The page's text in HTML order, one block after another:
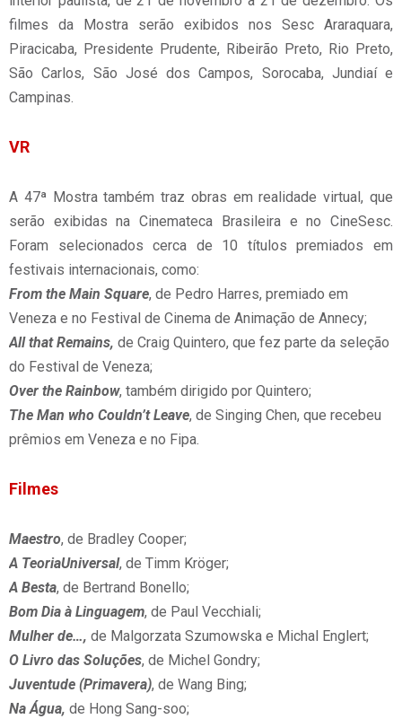
filmes da Mostra serão exibidos nos Sesc Araraquara,
Piracicaba, Presidente Prudente, Ribeirão Preto, Rio Preto,
São Carlos, São José dos Campos, Sorocaba, Jundiaí e
Campinas.
VR
A 47ª Mostra também traz obras em realidade virtual, que
serão exibidas na Cinemateca Brasileira e no CineSesc.
Foram selecionados cerca de 10 títulos premiados em
festivais internacionais, como:
From the Main Square, de Pedro Harres, premiado em
Veneza e no Festival de Cinema de Animação de Annecy;
All that Remains, de Craig Quintero, que fez parte da seleção
do Festival de Veneza;
Over the Rainbow, também dirigido por Quintero;
The Man who Couldn’t Leave, de Singing Chen, que recebeu
prêmios em Veneza e no Fipa.
Filmes
Maestro, de Bradley Cooper;
A TeoriaUniversal, de Timm Kröger;
A Besta, de Bertrand Bonello;
Bom Dia à Linguagem, de Paul Vecchiali;
Mulher de…, de Malgorzata Szumowska e Michal Englert;
O Livro das Soluções, de Michel Gondry;
Juventude (Primavera), de Wang Bing;
Na Água, de Hong Sang-soo;